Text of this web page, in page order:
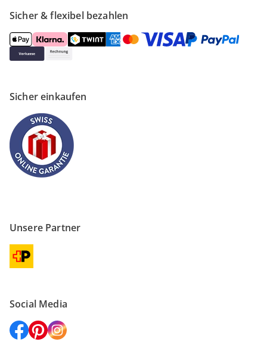
Sicher & flexibel bezahlen
Sicher einkaufen
Unsere Partner
Social Media